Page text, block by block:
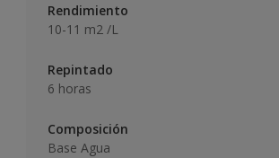
Rendimiento
10-11 m2 /L
Repintado
6 horas
Composición
Base Agua